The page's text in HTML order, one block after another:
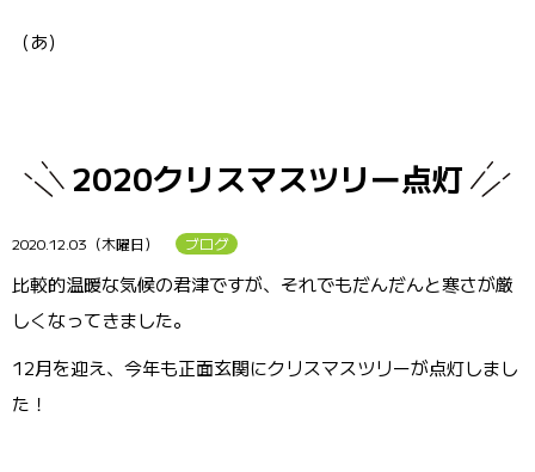
（あ）
2020クリスマスツリー点灯
2020.12.03（木曜日） ブログ
比較的温暖な気候の君津ですが、それでもだんだんと寒さが厳
しくなってきました。
12月を迎え、今年も正面玄関にクリスマスツリーが点灯しまし
た！